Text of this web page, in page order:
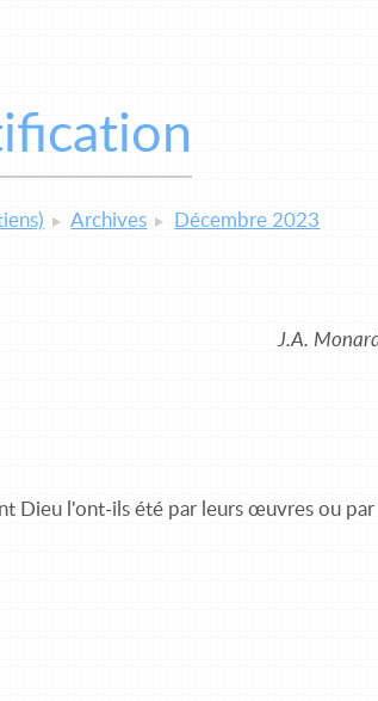
Archives
Décembre 2023
J.A.
Dieu l'ont-ils été par leurs œuvres ou par